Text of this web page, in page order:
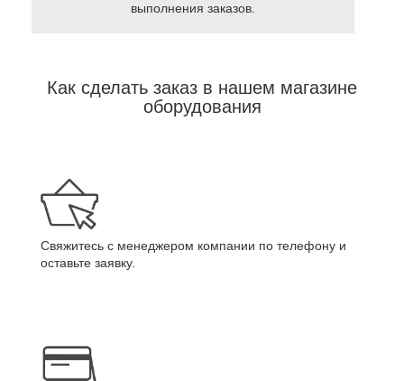
выполнения заказов.
Как сделать заказ в нашем магазине
оборудования
Свяжитесь с менеджером компании по телефону и
оставьте заявку.